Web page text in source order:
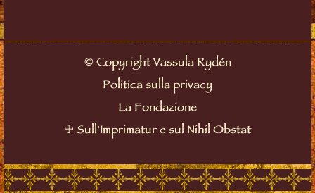
©Copyright Vassula Rydén
Politica sulla privacy
La Fondazione
☩ Sull'Imprimatur e sul Nihil Obstat